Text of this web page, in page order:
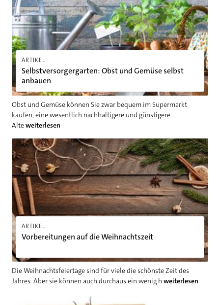
ARTIKEL
Selbstversorgergarten: Obst und Gemüse selbst
anbauen
Obst und Gemüse können Sie zwar bequem im Supermarkt
kaufen, eine wesentlich nachhaltigere und günstigere
Alteweiterlesen
ARTIKEL
Vorbereitungen auf die Weihnachtszeit
Die Weihnachtsfeiertage sind für viele die schönste Zeit des
Jahres. Aber sie können auch durchaus ein wenig h weiterlesen
Vorbereitungen auf die Weihnachtszeit
Last-Minute Weihnachtsgeschenke: 3 schnelle Ideen